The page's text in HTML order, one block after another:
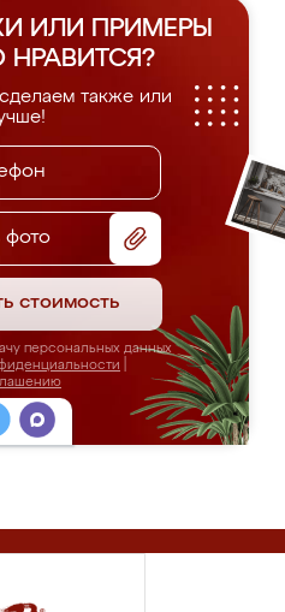
ИЛИ ПРИМЕРЫ
НРАВИТСЯ?
также или
фото
стоимость
персональных данных